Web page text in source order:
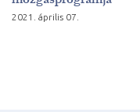
2021. április 07.